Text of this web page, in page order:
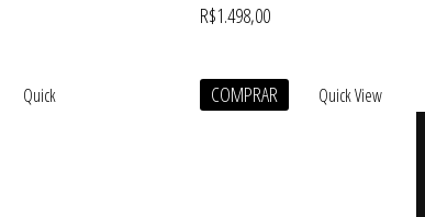
Quick
R$1.498,00
COMPRAR Quick View